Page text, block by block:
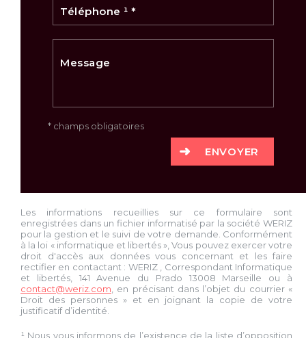
* champs obligatoires
ENVOYER
Les informations recueillies sur ce formulaire sont
enregistrées dans un fichier informatisé par la société WERIZ
pour la gestion et le suivi de votre demande. Conformément
à la loi « informatique et libertés », Vous pouvez exercer votre
droit d'accès aux données vous concernant et les faire
rectifier en contactant : WERIZ
, Correspondant Informatique
et libertés, 141 Avenue du Prado 13008 Marseille ou à
contact@weriz.com , en précisant dans l’objet du courrier «
Droit des personnes » et en joignant la copie de votre
justificatif d’identité.
¹ Nous vous informons de l’existence de la liste d’opposition